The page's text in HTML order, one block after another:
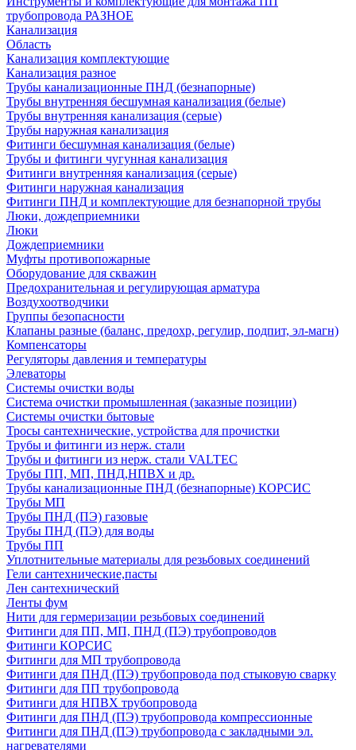
трубопровода РАЗНОЕ
Канализация
Область
Канализация комплектующие
Канализация разное
Трубы канализационные ПНД (безнапорные)
Трубы внутренняя бесшумная канализация (белые)
Трубы внутренняя канализация (серые)
Трубы наружная канализация
Фитинги бесшумная канализация (белые)
Трубы и фитинги чугунная канализация
Фитинги внутренняя канализация (серые)
Фитинги наружная канализация
Фитинги ПНД и комплектующие для безнапорной трубы
Люки, дождеприемники
Люки
Дождеприемники
Муфты противопожарные
Оборудование для скважин
Предохранительная и регулирующая арматура
Воздухоотводчики
Группы безопасности
Клапаны разные (баланс, предохр, регулир, подпит, эл-магн)
Компенсаторы
Регуляторы давления и температуры
Элеваторы
Системы очистки воды
Система очистки промышленная (заказные позиции)
Системы очистки бытовые
Тросы сантехнические, устройства для прочистки
Трубы и фитинги из нерж. стали
Трубы и фитинги из нерж. стали VALTEC
Трубы ПП, МП, ПНД,НПВХ и др.
Трубы канализационные ПНД (безнапорные) КОРСИС
Трубы МП
Трубы ПНД (ПЭ) газовые
Трубы ПНД (ПЭ) для воды
Трубы ПП
Уплотнительные материалы для резьбовых соединений
Гели сантехнические,пасты
Лен сантехнический
Ленты фум
Нити для гермеризации резьбовых соединений
Фитинги для ПП, МП, ПНД (ПЭ) трубопроводов
Фитинги КОРСИС
Фитинги для МП трубопровода
Фитинги для ПНД (ПЭ) трубопровода под стыковую сварку
Фитинги для ПП трубопровода
Фитинги для НПВХ трубопровода
Фитинги для ПНД (ПЭ) трубопровода компрессионные
Фитинги для ПНД (ПЭ) трубопровода с закладными эл.
нагревателями